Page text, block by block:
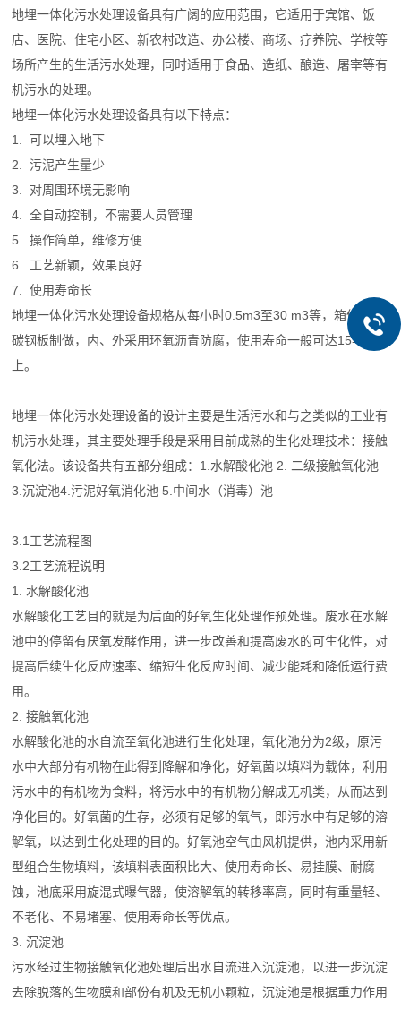
地埋一体化污水处理设备具有广阔的应用范围，它适用于宾馆、饭
店、医院、住宅小区、新农村改造、办公楼、商场、疗养院、学校等
场所产生的生活污水处理，同时适用于食品、造纸、酿造、屠宰等有
机污水的处理。
地埋一体化污水处理设备具有以下特点：
1. 可以埋入地下
2. 污泥产生量少
3. 对周围环境无影响
4. 全自动控制，不需要人员管理
5. 操作简单，维修方便
6. 工艺新颖，效果良好
7. 使用寿命长
地埋一体化污水处理设备规格从每小时0.5m3至30 m3等，箱体采用
碳钢板制做，内、外采用环氧沥青防腐，使用寿命一般可达15年以
上。
地埋一体化污水处理设备的设计主要是生活污水和与之类似的工业有
机污水处理，其主要处理手段是采用目前成熟的生化处理技术：接触
氧化法。该设备共有五部分组成：1.水解酸化池 2. 二级接触氧化池
3.沉淀池4.污泥好氧消化池 5.中间水（消毒）池
3.1工艺流程图
3.2工艺流程说明
1. 水解酸化池
水解酸化工艺目的就是为后面的好氧生化处理作预处理。废水在水解
池中的停留有厌氧发酵作用，进一步改善和提高废水的可生化性，对
提高后续生化反应速率、缩短生化反应时间、减少能耗和降低运行费
用。
2. 接触氧化池
水解酸化池的水自流至氧化池进行生化处理，氧化池分为2级，原污
水中大部分有机物在此得到降解和净化，好氧菌以填料为载体，利用
污水中的有机物为食料，将污水中的有机物分解成无机类，从而达到
净化目的。好氧菌的生存，必须有足够的氧气，即污水中有足够的溶
解氧，以达到生化处理的目的。好氧池空气由风机提供，池内采用新
型组合生物填料，该填料表面积比大、使用寿命长、易挂膜、耐腐
蚀，池底采用旋混式曝气器，使溶解氧的转移率高，同时有重量轻、
不老化、不易堵塞、使用寿命长等优点。
3. 沉淀池
污水经过生物接触氧化池处理后出水自流进入沉淀池，以进一步沉淀
去除脱落的生物膜和部份有机及无机小颗粒，沉淀池是根据重力作用